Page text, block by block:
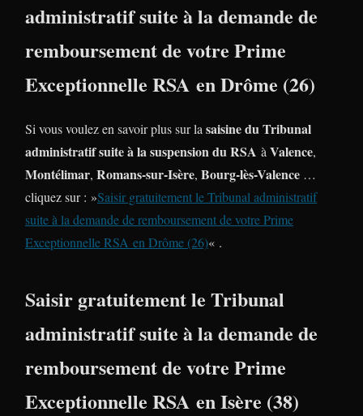
administratif suite à la demande de
remboursement de votre Prime
Exceptionnelle RSA en Drôme (26)
Si vous voulez en savoir plus sur la saisine du Tribunal
administratif suite à la suspension du RSA à Valence,
Montélimar, Romans-sur-Isère, Bourg-lès-Valence …
cliquez sur : »Saisir gratuitement le Tribunal administratif
suite à la demande de remboursement de votre Prime
Exceptionnelle RSA en Drôme (26)« .
Saisir gratuitement le Tribunal
administratif suite à la demande de
remboursement de votre Prime
Exceptionnelle RSA en Isère (38)